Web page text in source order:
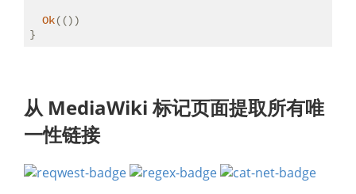
Ok(())
}
从 MediaWiki 标记页面提取所有唯
一性链接